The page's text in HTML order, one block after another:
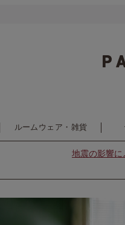
ルームウェア・雑貨
地震の影響に